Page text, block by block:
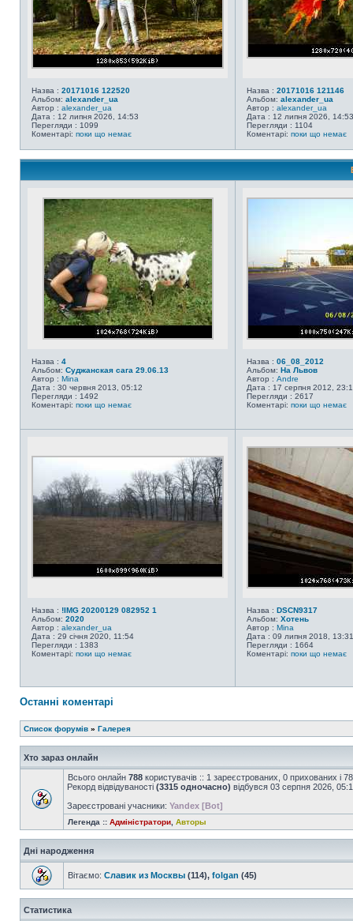
Назва : 20171016 122520
Альбом: alexander_ua
Автор : alexander_ua
Дата : 12 липня 2026, 14:53
Перегляди : 1099
Коментарі: поки що немає
Назва : 20171016 121146
Альбом: alexander_ua
Автор : alexander_ua
Дата : 12 липня 2026, 14:53
Перегляди : 1104
Коментарі: поки що немає
Назва : 4
Альбом: Суджанская сага 29.06.13
Автор : Mina
Дата : 30 червня 2013, 05:12
Перегляди : 1492
Коментарі: поки що немає
Назва : 06_08_2012
Альбом: На Львов
Автор : Andre
Дата : 17 серпня 2012,
Перегляди : 2617
Коментарі: поки що немає
Назва : !IMG 20200129 082952 1
Альбом: 2020
Автор : alexander_ua
Дата : 29 січня 2020, 11:54
Перегляди : 1383
Коментарі: поки що немає
Назва : DSCN9317
Альбом: Хотень
Автор : Mina
Дата : 09 липня 2018, 13:31
Перегляди : 1664
Коментарі: поки що немає
Останні коментарі
Список форумів » Галерея
Хто зараз онлайн
Всього онлайн 788 користувачів :: 1 зареєстрованих, 0 прихованих і
Рекорд відвідуваності (3315 одночасно) відбувся 03 серпня 2026,
Зареєстровані учасники: Yandex [Bot]
Легенда :: Адміністратори Авторы
Дні народження
Вітаємо: Славик из Москвы (114), folgan (45)
Статистика